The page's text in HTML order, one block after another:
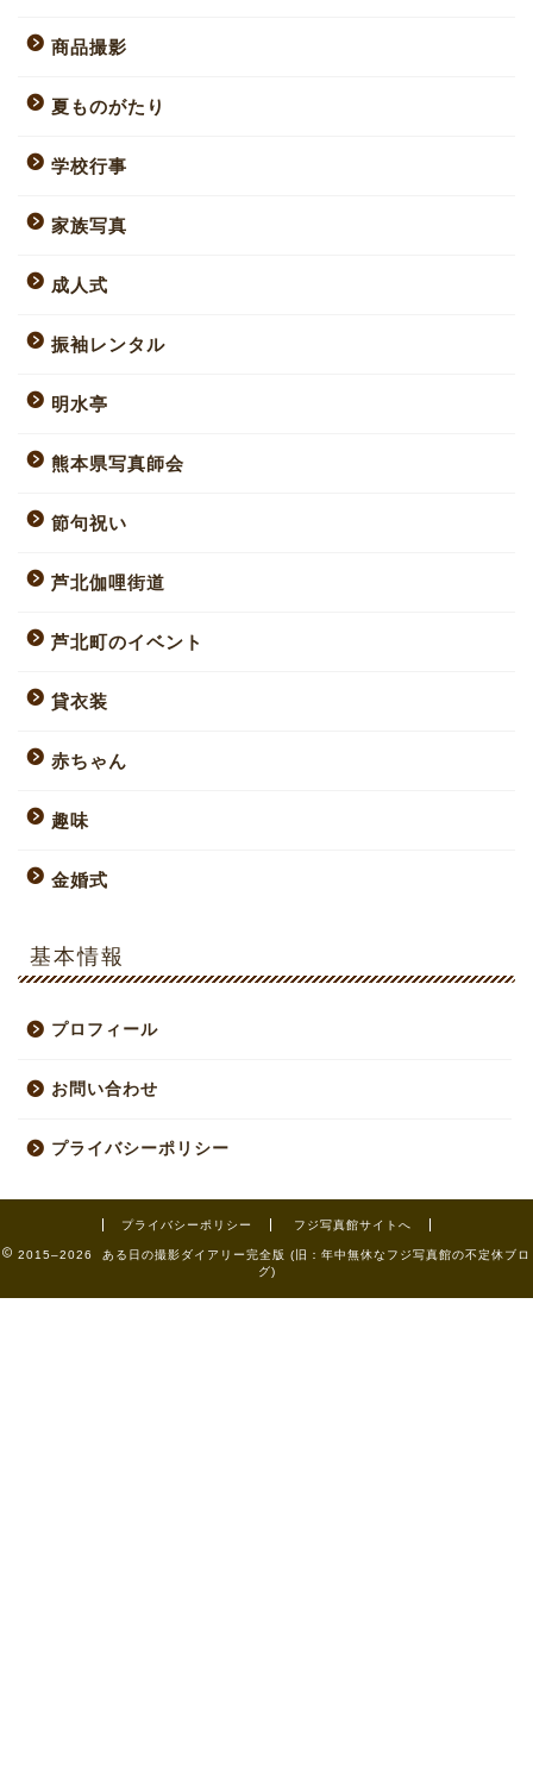
商品撮影
夏ものがたり
学校行事
家族写真
成人式
振袖レンタル
明水亭
熊本県写真師会
節句祝い
芦北伽哩街道
芦北町のイベント
貸衣装
赤ちゃん
趣味
金婚式
基本情報
プロフィール
お問い合わせ
プライバシーポリシー
プライバシーポリシー フジ写真館サイトへ
2015–2026 ある日の撮影ダイアリー完全版 (旧：年中無休なフジ写真館の不定休ブロ
グ)